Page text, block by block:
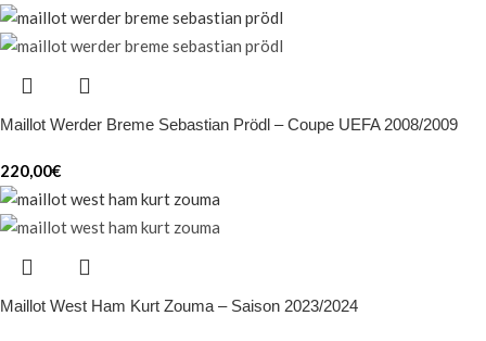
Maillot Werder Breme Sebastian Prödl – Coupe UEFA 2008/2009
220,00€
Maillot West Ham Kurt Zouma – Saison 2023/2024